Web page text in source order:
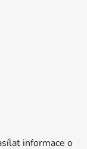
informace o